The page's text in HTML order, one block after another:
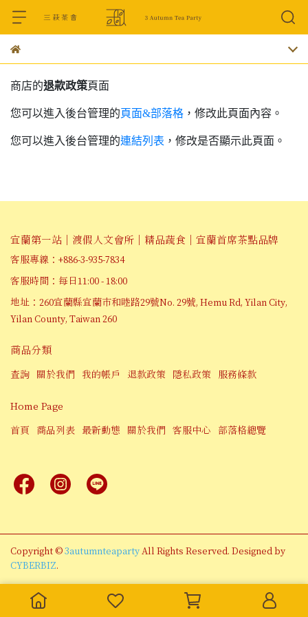
商店的退款政策頁面
您可以進入後台管理的頁面&部落格 ，修改此頁面內容。
您可以進入後台管理的連結列表 ，修改是否顯示此頁面。
宜蘭第一站｜渡假人文會所｜精品蔬食｜宜蘭首席茶點品牌
客服專線：+886-3-935-7834
客服時間：每日11:00 - 18:00
地址：260宜蘭縣宜蘭市和睦路29號No. 29號, Hemu Rd, Yilan City,
Yilan County, Taiwan 260
商品分類
查詢 關於我們 我的帳戶 退款政策 隱私政策 服務條款
Home Page
首頁 商品列表 最新動態 關於我們 客服中心 部落格總覽
Copyright ©3autumnteaparty All Rights Reserved. Designed by
CYBERBIZ.